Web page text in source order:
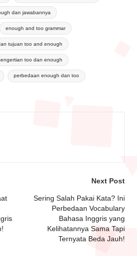
dan jawabannya
enough and too grammar
tujuan too and enough
too dan enough
perbedaan enough dan too
Next Post
Sering Salah Pakai Kata? Ini
Perbedaan Vocabulary
Bahasa Inggris yang
Kelihatannya Sama Tapi
Ternyata Beda Jauh!